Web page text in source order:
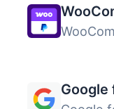
Google